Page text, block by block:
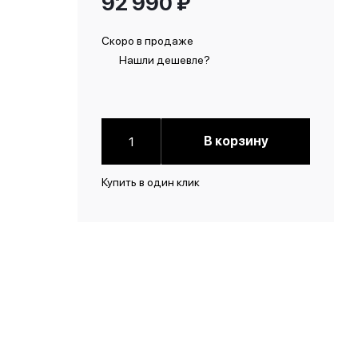
Скоро в продаже
Нашли дешевле?
В корзину
Купить в один клик